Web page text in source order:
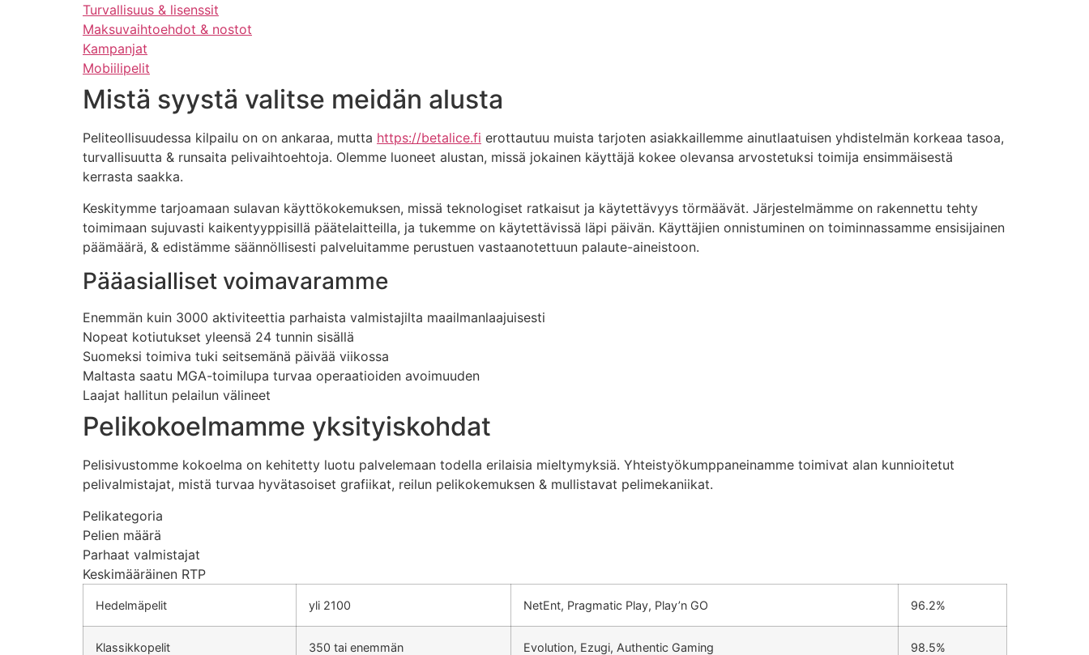
Turvallisuus & lisenssit
Maksuvaihtoehdot & nostot
Kampanjat
Mobiilipelit
Mistä syystä valitse meidän alusta
Peliteollisuudessa kilpailu on on ankaraa, mutta https://betalice.fi erottautuu muista tarjoten asiakkaillemme ainutlaatuisen yhdistelmän korkeaa tasoa,
turvallisuutta & runsaita pelivaihtoehtoja. Olemme luoneet alustan, missä jokainen käyttäjä kokee olevansa arvostetuksi toimija ensimmäisestä
kerrasta saakka.
Keskitymme tarjoamaan sulavan käyttökokemuksen, missä teknologiset ratkaisut ja käytettävyys törmäävät. Järjestelmämme on rakennettu tehty
toimimaan sujuvasti kaikentyyppisillä päätelaitteilla, ja tukemme on käytettävissä läpi päivän. Käyttäjien onnistuminen on toiminnassamme ensisijainen
päämäärä, & edistämme säännöllisesti palveluitamme perustuen vastaanotettuun palaute-aineistoon.
Pääasialliset voimavaramme
Enemmän kuin 3000 aktiviteettia parhaista valmistajilta maailmanlaajuisesti
Nopeat kotiutukset yleensä 24 tunnin sisällä
Suomeksi toimiva tuki seitsemänä päivää viikossa
Maltasta saatu MGA-toimilupa turvaa operaatioiden avoimuuden
Laajat hallitun pelailun välineet
Pelikokoelmamme yksityiskohdat
Pelisivustomme kokoelma on kehitetty luotu palvelemaan todella erilaisia mieltymyksiä. Yhteistyökumppaneinamme toimivat alan kunnioitetut
pelivalmistajat, mistä turvaa hyvätasoiset grafiikat, reilun pelikokemuksen & mullistavat pelimekaniikat.
Pelikategoria
Pelien määrä
Parhaat valmistajat
Keskimääräinen RTP
Hedelmäpelit yli 2100 NetEnt, Pragmatic Play, Play’n GO 96.2%
Klassikkopelit 350 tai enemmän Evolution, Ezugi, Authentic Gaming 98.5%